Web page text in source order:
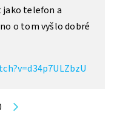
telefon a
o tom vyšlo dobré